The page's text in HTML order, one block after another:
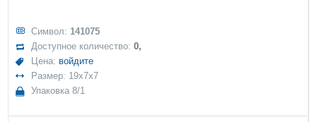
Символ: 141075
Доступное количество:0,
Цена: войдите
Размер: 19x7x7
Упаковка 8/1